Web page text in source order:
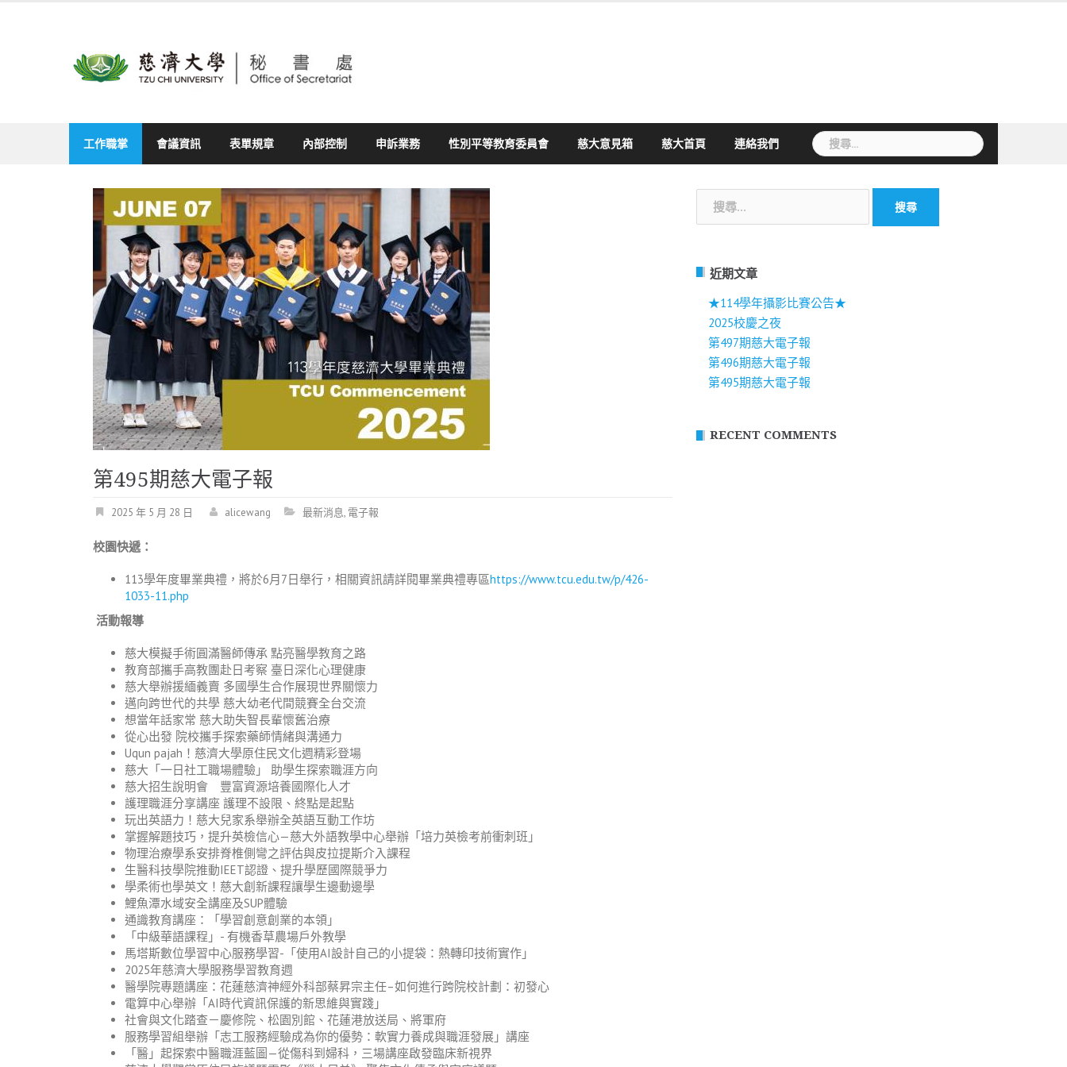
工作職掌 會議資訊 表單規章 內部控制 申訴業務 性別平等教育委員會 慈大意見箱 慈大首頁 連絡我們
搜
尋
鍵
第495期慈大電子報
2025 年 5 月 28 日 alicewang 最新消息, 電子報
校園快遞：
113學年度畢業典禮，將於6月7日舉行，相關資訊請詳閱畢業典禮專區https://www.tcu.edu.tw/p/426-
1033-11.php
活動報導
慈大模擬手術圓滿醫師傳承 點亮醫學教育之路
教育部攜手高教團赴日考察 臺日深化心理健康
慈大舉辦援緬義賣 多國學生合作展現世界關懷力
邁向跨世代的共學 慈大幼老代間競賽全台交流
想當年話家常 慈大助失智長輩懷舊治療
從心出發 院校攜手探索藥師情緒與溝通力
Uqun pajah！慈濟大學原住民文化週精彩登場
慈大「一日社工職場體驗」 助學生探索職涯方向
慈大招生說明會 豐富資源培養國際化人才
護理職涯分享講座 護理不設限、終點是起點
玩出英語力！慈大兒家系舉辦全英語互動工作坊
掌握解題技巧，提升英檢信心—慈大外語教學中心舉辦「培力英檢考前衝刺班」
物理治療學系安排脊椎側彎之評估與皮拉提斯介入課程
生醫科技學院推動IEET認證、提升學歷國際競爭力
學柔術也學英文！慈大創新課程讓學生邊動邊學
鯉魚潭水域安全講座及SUP體驗
通識教育講座：「學習創意創業的本領」
「中級華語課程」- 有機香草農場戶外教學
馬塔斯數位學習中心服務學習-「使用AI設計自己的小提袋：熱轉印技術實作」
2025年慈濟大學服務學習教育週
醫學院專題講座：花蓮慈濟神經外科部蔡昇宗主任–如何進行跨院校計劃：初發心
電算中心舉辦「AI時代資訊保護的新思維與實踐」
社會與文化踏查－慶修院、松園別館、花蓮港放送局、將軍府
服務學習組舉辦「志工服務經驗成為你的優勢：軟實力養成與職涯發展」講座
「醫」起探索中醫職涯藍圖—從傷科到婦科，三場講座啟發臨床新視界
關
近期文章
★114學年攝影比賽公告★
2025校慶之夜
第497期慈大電子報
第496期慈大電子報
第495期慈大電子報
RECENT COMMENTS